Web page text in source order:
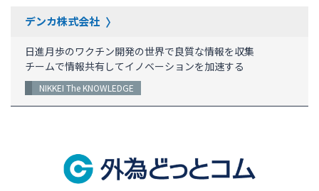
デンカ株式会社
日進月歩のワクチン開発の世界で良質な情報を収集
チームで情報共有してイノベーションを加速する
NIKKEI The KNOWLEDGE